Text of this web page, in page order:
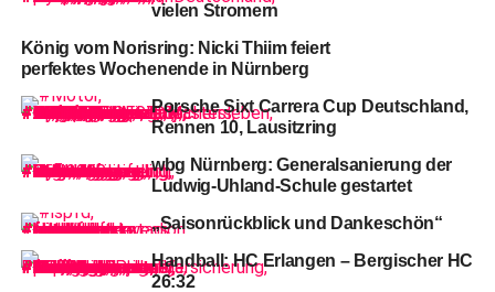
Gegensatz zur 1:2-Heim-Niederlage gegen die
Hamburger, die ihre damalige Siegesserie von vier
Erfolgen hintereinander mit dem jüngsten 1:0 (0:0) im
Hansestadt-Lokalderby gegen den HSV, den sie damit
von der Tabellenspitze stürzten, auf fünf Dreier
ernüchterndes Ergebnis erspart. Die bescheidene
„Nullnummer“ mit lediglich zwei zweifelsfreien FCN-
Abseitstoren hilft den Franken auch deutlich mehr als den
Niedersachsen.
vielen Stromern
König vom Norisring: Nicki Thiim feiert
perfektes Wochenende in Nürnberg
Porsche Sixt Carrera Cup Deutschland,
Rennen 10, Lausitzring
wbg Nürnberg: Generalsanierung der
Ludwig-Uhland-Schule gestartet
„Saisonrückblick und Dankeschön“
Handball: HC Erlangen – Bergischer HC
26:32